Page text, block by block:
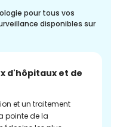
pour tous vos
disponibles sur
d'hôpitaux et de
et un traitement
pointe de la